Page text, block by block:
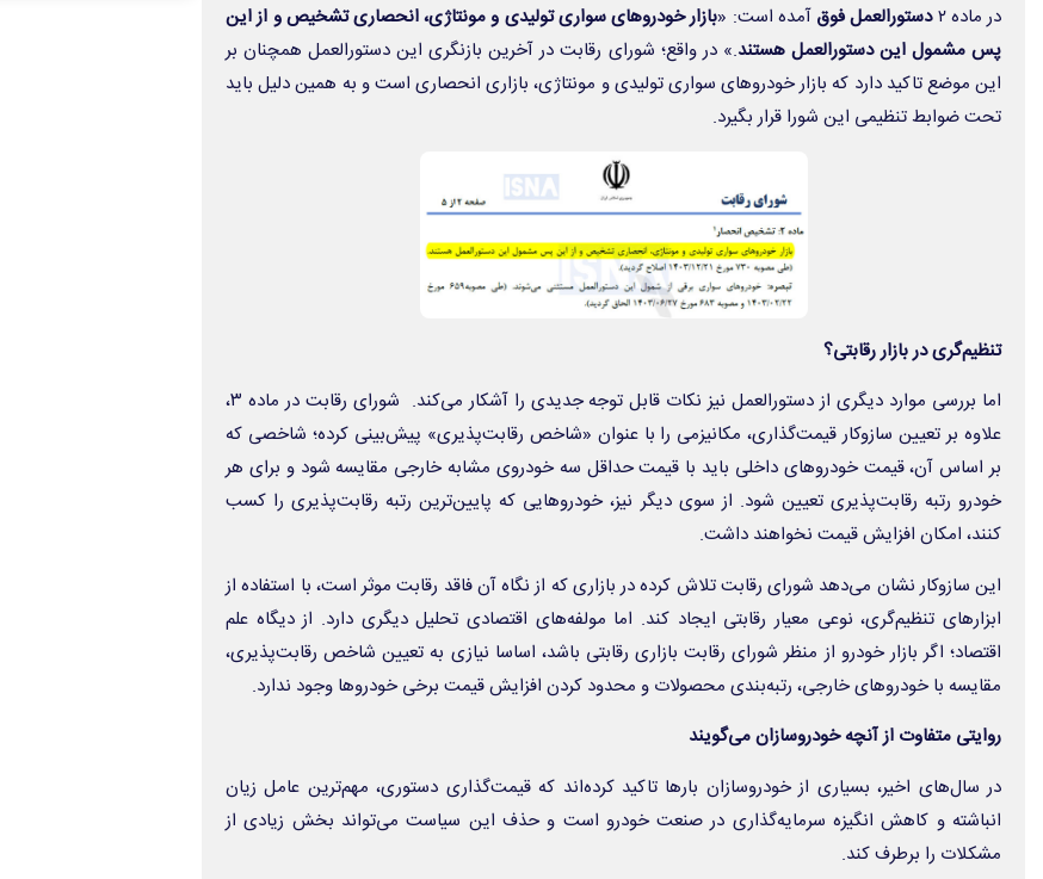
در ماده ۲ دستورالعمل فوق آمده است: «بازار خودروهای سواری تولیدی و مونتاژی، انحصاری تشخیص و از این
پس مشمول این دستورالعمل هستند.» در واقع؛ شورای رقابت در آخرین بازنگری این دستورالعمل همچنان بر
این موضع تاکید دارد که بازار خودروهای سواری تولیدی و مونتاژی، بازاری انحصاری است و به همین دلیل باید
تحت ضوابط تنظیمی این شورا قرار بگیرد.
تنظیم‌گری در بازار رقابتی؟
اما بررسی موارد دیگری از دستورالعمل نیز نکات قابل توجه جدیدی را آشکار می‌کند. شورای رقابت در ماده ۳،
علاوه بر تعیین سازوکار قیمت‌گذاری، مکانیزمی را با عنوان «شاخص رقابت‌پذیری» پیش‌بینی کرده؛ شاخصی که
بر اساس آن، قیمت خودروهای داخلی باید با قیمت حداقل سه خودروی مشابه خارجی مقایسه شود و برای هر
خودرو رتبه رقابت‌پذیری تعیین شود. از سوی دیگر نیز، خودروهایی که پایین‌ترین رتبه رقابت‌پذیری را کسب
کنند، امکان افزایش قیمت نخواهند داشت.
این سازوکار نشان می‌دهد شورای رقابت تلاش کرده در بازاری که از نگاه آن فاقد رقابت موثر است، با استفاده از
ابزارهای تنظیم‌گری، نوعی معیار رقابتی ایجاد کند. اما مولفه‌های اقتصادی تحلیل دیگری دارد. از دیگاه علم
اقتصاد؛ اگر بازار خودرو از منظر شورای رقابت بازاری رقابتی باشد، اساسا نیازی به تعیین شاخص رقابت‌پذیری،
مقایسه با خودروهای خارجی، رتبه‌بندی محصولات و محدود کردن افزایش قیمت برخی خودروها وجود ندارد.
روایتی متفاوت از آنچه خودروسازان می‌گویند
در سال‌های اخیر، بسیاری از خودروسازان بارها تاکید کرده‌اند که قیمت‌گذاری دستوری، مهم‌ترین عامل زیان
انباشته و کاهش انگیزه سرمایه‌گذاری در صنعت خودرو است و حذف این سیاست می‌تواند بخش زیادی از
مشکلات را برطرف کند.